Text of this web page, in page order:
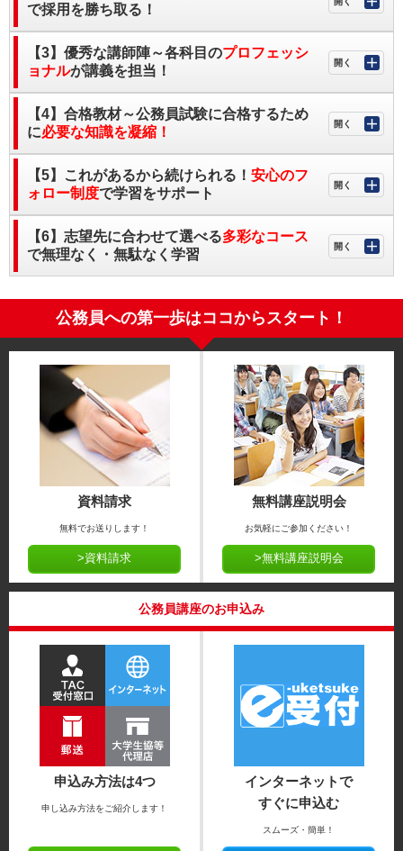
で採用を勝ち取る！
【3】優秀な講師陣～各科目のプロフェッシ
ョナルが講義を担当！
【4】合格教材～公務員試験に合格するため
に必要な知識を凝縮！
【5】これがあるから続けられる！ 安心のフ
ォロー制度で学習をサポート
【6】志望先に合わせて選べる多彩なコース
で無理なく・無駄なく学習
公務員への第一歩はココからスタート！
資料請求
無料でお送りします！
>資料請求
無料講座説明会
お気軽にご参加ください！
>無料講座説明会
公務員講座のお申込み
申込み方法は4つ
申し込み方法をご紹介します！
インターネットで
すぐに申込む
スムーズ・簡単！